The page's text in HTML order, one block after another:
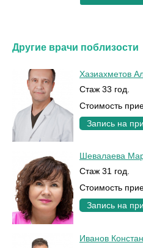
Другие врачи поблизости
Хазиахметов
Стаж 33 год.
Стоимость
Запись на
Шевалаева
Стаж 31 год.
Стоимость
Запись на
Иванов